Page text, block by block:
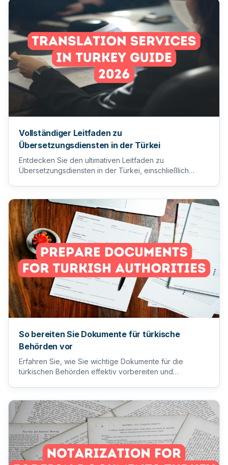
Vollständiger Leitfaden zu
Übersetzungsdiensten in der Türkei
Entdecken Sie den ultimativen Leitfaden zu
Übersetzungsdiensten in der Türkei, einschließlich
So bereiten Sie Dokumente für türkische
Behörden vor
Erfahren Sie, wie Sie wichtige Dokumente für die
türkischen Behörden effektiv vorbereiten und